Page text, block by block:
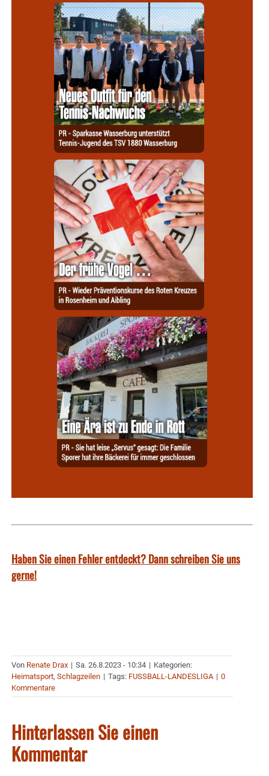
Haben Sie einen Fehler entdeckt? Dann schreiben Sie uns
gerne!
Von Renate Drax | Sa. 26.8.2023 - 10:34 | Kategorien:
Heimatsport, Schlagzeilen | Tags: FUSSBALL-LANDESLIGA | 0
Kommentare
Hinterlassen Sie einen
Kommentar